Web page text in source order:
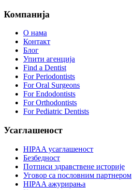
Компанија
О нама
Контакт
Блог
Упити агенција
Find a Dentist
For Periodontists
For Oral Surgeons
For Endodontists
For Orthodontists
For Pediatric Dentists
Усаглашеност
HIPAA усаглашеност
Безбедност
Потписи здравствене историје
Уговор са пословним партнером
HIPAA ажурирања